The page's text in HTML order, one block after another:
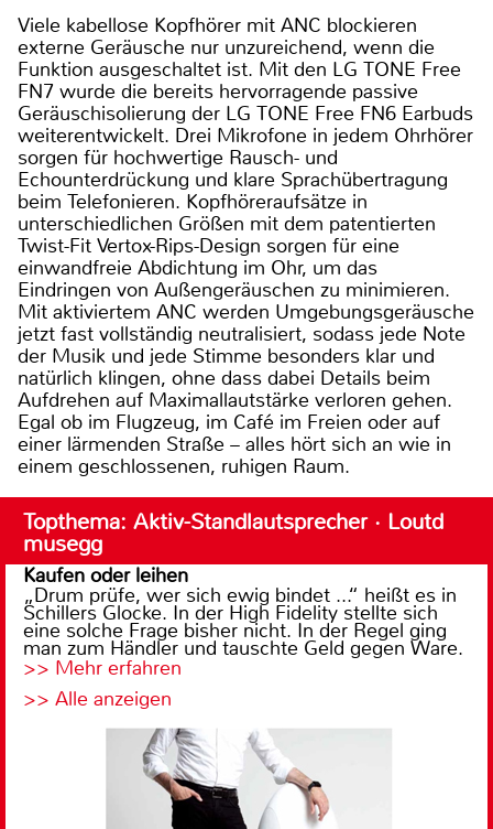
Viele kabellose Kopfhörer mit ANC blockieren
externe Geräusche nur unzureichend, wenn die
Funktion ausgeschaltet ist. Mit den LG TONE Free
FN7 wurde die bereits hervorragende passive
Geräuschisolierung der LG TONE Free FN6 Earbuds
weiterentwickelt. Drei Mikrofone in jedem Ohrhörer
sorgen für hochwertige Rausch- und
Echounterdrückung und klare Sprachübertragung
beim Telefonieren. Kopfhöreraufsätze in
unterschiedlichen Größen mit dem patentierten
Twist-Fit Vertox-Rips-Design sorgen für eine
einwandfreie Abdichtung im Ohr, um das
Eindringen von Außengeräuschen zu minimieren.
Mit aktiviertem ANC werden Umgebungsgeräusche
jetzt fast vollständig neutralisiert, sodass jede Note
der Musik und jede Stimme besonders klar und
natürlich klingen, ohne dass dabei Details beim
Aufdrehen auf Maximallautstärke verloren gehen.
Egal ob im Flugzeug, im Café im Freien oder auf
einer lärmenden Straße – alles hört sich an wie in
einem geschlossenen, ruhigen Raum.
Topthema: Aktiv-Standlautsprecher · Loutd
musegg
Kaufen oder leihen
„Drum prüfe, wer sich ewig bindet ...“ heißt es in
Schillers Glocke. In der High Fidelity stellte sich
eine solche Frage bisher nicht. In der Regel ging
man zum Händler und tauschte Geld gegen Ware.
>> Mehr erfahren
>> Alle anzeigen